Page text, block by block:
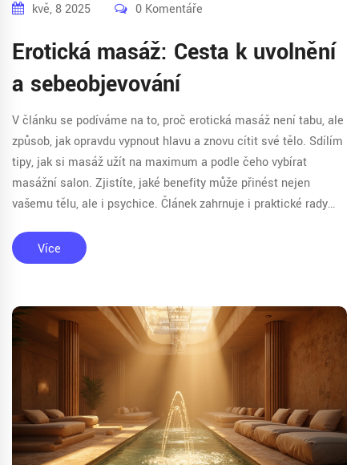
kvě, 8 2025 0 Komentáře
Erotická masáž: Cesta k uvolnění
a sebeobjevování
V článku se podíváme na to, proč erotická masáž není tabu, ale
způsob, jak opravdu vypnout hlavu a znovu cítit své tělo. Sdílím
tipy, jak si masáž užít na maximum a podle čeho vybírat
masážní salon. Zjistíte, jaké benefity může přinést nejen
vašemu tělu, ale i psychice. Článek zahrnuje i praktické rady
zkušenost nabízí.
Více